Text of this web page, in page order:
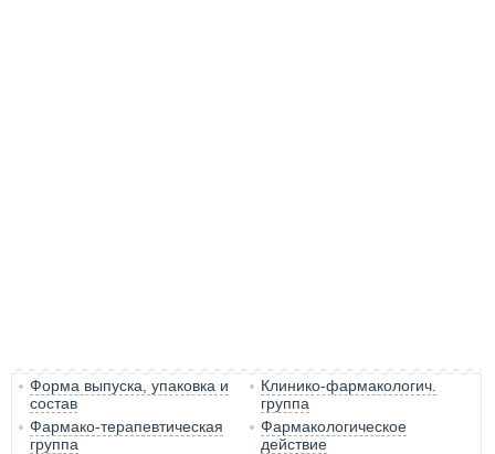
Форма выпуска, упаковка и
состав
Клинико-фармакологич.
группа
Фармако-терапевтическая
группа
Фармакологическое
действие